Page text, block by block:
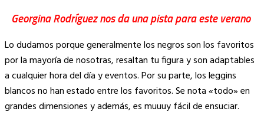
Georgina Rodríguez nos da una pista para este verano
Lo dudamos porque generalmente los negros son los favoritos
por la mayoría de nosotras, resaltan tu figura y son adaptables
a cualquier hora del día y eventos. Por su parte, los leggins
blancos no han estado entre los favoritos. Se nota «todo» en
grandes dimensiones y además, es muuuy fácil de ensuciar.